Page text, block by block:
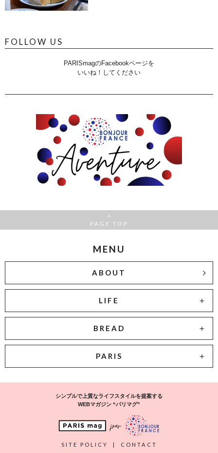
FOLLOW US
PARISmagのFacebookページを
いいね！してください
PAGE TOP
MENU
ABOUT
LIFE
BREAD
PARIS
シンプルで上質なライフスタイルを提案する
WEBマガジン “パリマグ”
SITE POLICY | CONTACT